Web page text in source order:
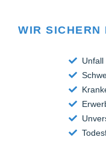
WIR SICHERN